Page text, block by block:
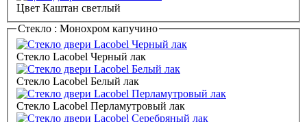
Цвет Каштан светлый
Стекло : Монохром капучино
Стекло Lacobel Черный лак
Стекло Lacobel Белый лак
Стекло Lacobel Перламутровый лак